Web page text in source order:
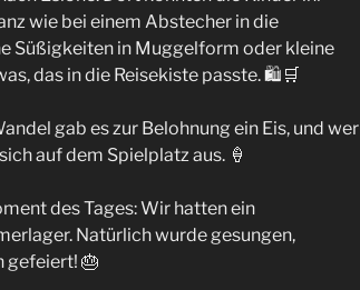
wie bei einem Abstecher in die
Süßigkeiten in Muggelform oder kleine
das in die Reisekiste passte. 🛍️🛒
gab es zur Belohnung ein Eis, und wer
auf dem Spielplatz aus. 🍦
des Tages: Wir hatten ein
Natürlich wurde gesungen,
gefeiert! 🎂